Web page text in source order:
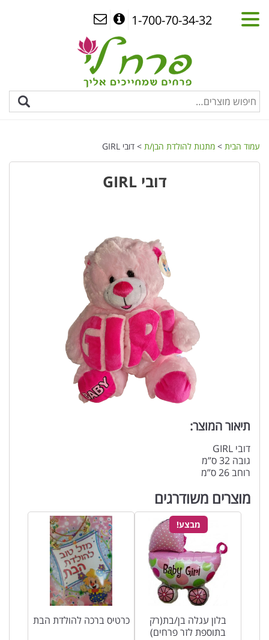
1-700-70-34-32
עמוד הבית > מתנות להולדת הבן/ת > דובי GIRL
דובי GIRL
תיאור המוצר:
דובי GIRL
גובה 32 ס”מ
רוחב 26 ס”מ
מוצרים משודרגים
כרטיס ברכה להולדת הבת
מבצע!
בלון עגלה בן/בת(רק
בתוספת לזר פרחים)